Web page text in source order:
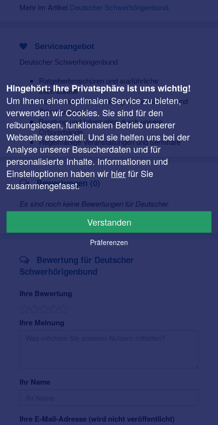
Mehr im Artikel Deutscher Schwerhörigenbund
Serviceangebot
Deutscher Schwerhörigenbund
Ratgeberbroschüren und ausführliche
Internetseite
Kontaktstelle und Beratung für Institutionen und
Privatpersonen
Beratung und Information durch unsere
Ortsverbände
Regelmäßige Veranstaltungen und Seminare
Bewertungen (0)
Es sind noch keine Bewertungen für Deutscher
Schwerhörigenbund vorhanden.
Bewertung für Deutscher
Schwerhörigenbund
Ihre Bewertung
Ihre Meinung
Ihr Name
Ihre E-Mail-Adresse (wird nicht veröffentlicht)
Hingehört: Ihre Privatsphäre ist uns wichtig!
Um Ihnen einen optimalen Service zu bieten,
verwenden wir Cookies. Sie sind für den
reibungslosen, funktionalen Betrieb unserer
Webseite essenziell. Und sie helfen uns bei der
Analyse unserer Besucherdaten und für
personalisierte Inhalte. Informationen und
Einstelloptionen haben wir hierfür Sie
zusammengefasst.
Verstanden
Präferenzen